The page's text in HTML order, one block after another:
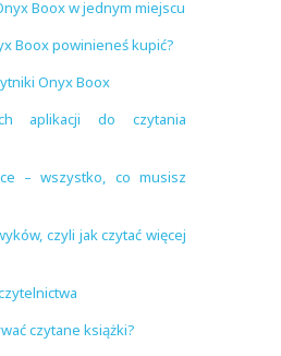
Boox w jednym miejscu
Boox powinieneś kupić?
Onyx Boox
aplikacji do czytania
– wszystko, co musisz
czyli jak czytać więcej
czytane książki?